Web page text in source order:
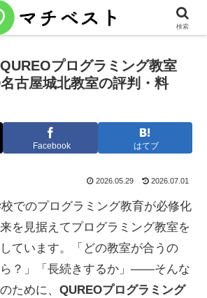
QUREOプログラミング教室
古屋城北教室の評判・料
Facebook はてブ
2026.05.29 2026.07.01
でのプログラミング教育が必修化
を見据えてプログラミング教室を
ています。「どの教室が合うの
？」「長続きするか」——そんな
ために、 QUREOプログラミング
検索